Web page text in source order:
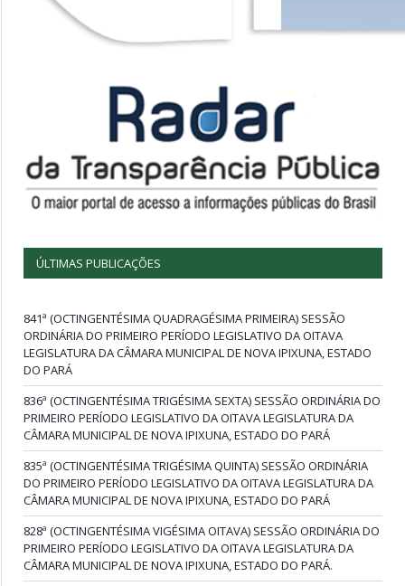
ÚLTIMAS PUBLICAÇÕES
841ª (OCTINGENTÉSIMA QUADRAGÉSIMA PRIMEIRA) SESSÃO
ORDINÁRIA DO PRIMEIRO PERÍODO LEGISLATIVO DA OITAVA
LEGISLATURA DA CÂMARA MUNICIPAL DE NOVA IPIXUNA, ESTADO
DO PARÁ
836ª (OCTINGENTÉSIMA TRIGÉSIMA SEXTA) SESSÃO ORDINÁRIA DO
PRIMEIRO PERÍODO LEGISLATIVO DA OITAVA LEGISLATURA DA
CÂMARA MUNICIPAL DE NOVA IPIXUNA, ESTADO DO PARÁ
835ª (OCTINGENTÉSIMA TRIGÉSIMA QUINTA) SESSÃO ORDINÁRIA
DO PRIMEIRO PERÍODO LEGISLATIVO DA OITAVA LEGISLATURA DA
CÂMARA MUNICIPAL DE NOVA IPIXUNA, ESTADO DO PARÁ
828ª (OCTINGENTÉSIMA VIGÉSIMA OITAVA) SESSÃO ORDINÁRIA DO
PRIMEIRO PERÍODO LEGISLATIVO DA OITAVA LEGISLATURA DA
CÂMARA MUNICIPAL DE NOVA IPIXUNA, ESTADO DO PARÁ.